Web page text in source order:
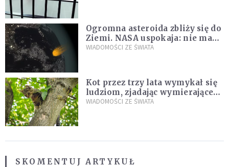
Ogromna asteroida zbliży się do
Ziemi. NASA uspokaja: nie ma
zagrożenia
WIADOMOŚCI ZE ŚWIATA
Kot przez trzy lata wymykał się
ludziom, zjadając wymierające
kaczki. W końcu popełnił
WIADOMOŚCI ZE ŚWIATA
SKOMENTUJ ARTYKUŁ